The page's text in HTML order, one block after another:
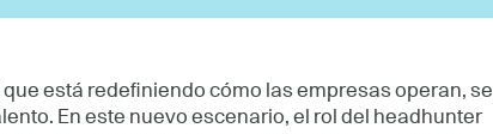
está redefiniendo cómo las empresas operan, se
En este nuevo escenario, el rol del headhunter